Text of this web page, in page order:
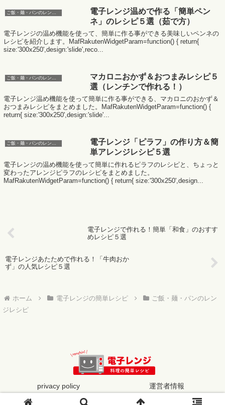
電子レンジ温めで作る「簡単ペン
ネ」のレシピ５選（茹で方）
電子レンジの温め機能を使って、簡単に作る事ができる美味しいペンネの
レシピを紹介します。MafRakutenWidgetParam=function() { return{
size:'300x250',design:'slide',reco...
ご飯・麺・パンのレンジレシピ
マカロニおかず＆おつまみレシピ５
選（レンチンで作れる！）
電子レンジ温め機能を使って簡単に作る事ができる、マカロニのおかず＆
おつまみレシピをまとめました。MafRakutenWidgetParam=function() {
return{ size:'300x250',design:'slide'...
ご飯・麺・パンのレンジレシピ
電子レンジ「ピラフ」の作り方＆簡
単アレンジレシピ５選
電子レンジの温め機能を使って簡単に作れるピラフのレシピと、ちょっと
変わったアレンジピラフのレシピをまとめました。
MafRakutenWidgetParam=function() { return{ size:'300x250',design...
電子レンジで作れる！簡単「和食」のおすす
めレシピ５選
電子レンジあたためで作れる！「牛肉おか
ず」の人気レシピ５選
ホーム 電子レンジの簡単レシピ
ご飯・麺・パンのレン
ジレシピ
privacy policy 運営者情報
© 2019 電子レンジの簡単レシピ.